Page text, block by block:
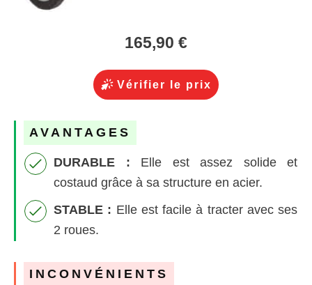
165,90 €
Vérifier le prix
AVANTAGES
DURABLE : Elle est assez solide et
costaud grâce à sa structure en acier.
STABLE : Elle est facile à tracter avec ses
2 roues.
INCONVÉNIENTS